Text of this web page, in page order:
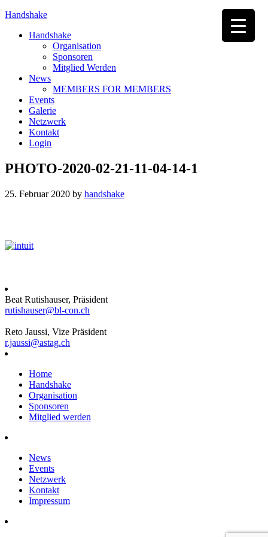
Handshake
Handshake
Organisation
Sponsoren
Mitglied Werden
News
MEMBERS FOR MEMBERS
Events
Galerie
Netzwerk
Kontakt
Login
PHOTO-2020-02-21-11-04-14-1
25. Februar 2020 by handshake
Beat Rutishauser, Präsident
rutishauser@bl-con.ch
Reto Jaussi, Vize Präsident
r.jaussi@astag.ch
Home
Handshake
Organisation
Sponsoren
Mitglied werden
News
Events
Netzwerk
Kontakt
Impressum